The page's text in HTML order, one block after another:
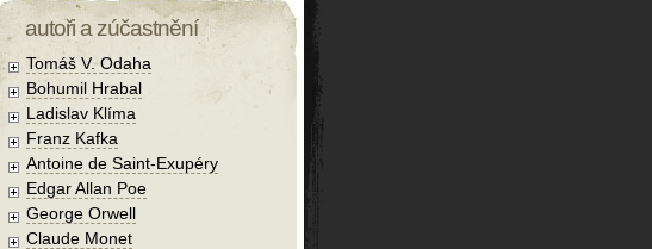
autoři a zúčastnění
Tomáš V. Odaha
Bohumil Hrabal
Ladislav Klíma
Franz Kafka
Antoine de Saint-Exupéry
Edgar Allan Poe
George Orwell
Claude Monet